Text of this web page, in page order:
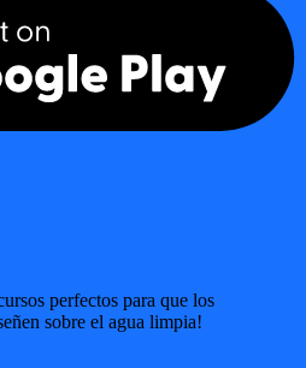
perfectos para que los
sobre el agua limpia!